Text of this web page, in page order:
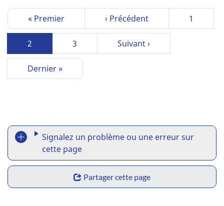
P
a
i
a
n
Première
page
« Premier
Page
précédente
‹ Précédent Page
1
Page
courante
2 Page
3
Page
suivante
Suivant ›
Dernière
page
Dernier »
R
p
o
Signalez un problème ou une erreur sur
cette page
S
h
Partager cette page